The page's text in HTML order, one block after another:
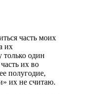
часть моих
их
только один
их во
полугодие,
их не считаю.